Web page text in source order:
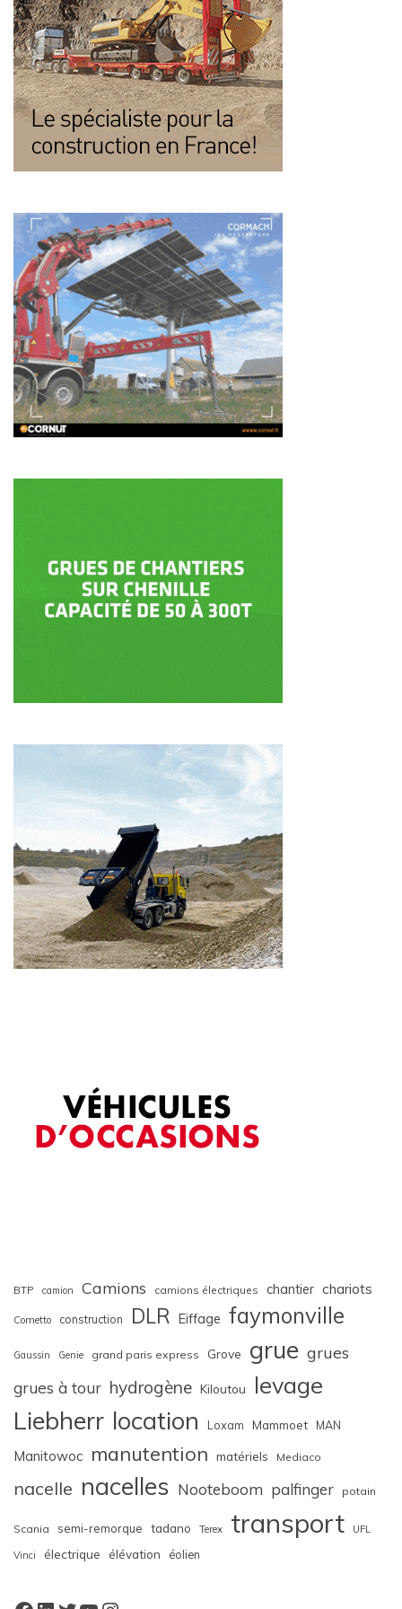
BTP camion Camions camions électriques chantier chariots
Cometto construction DLR Eiffage faymonville
Gaussin Genie grand paris express Grove grue grues
grues à tour hydrogène Kiloutou levage
Liebherr location Loxam Mammoet MAN
Manitowoc manutention matériels Mediaco
nacelle nacelles Nooteboom palfinger potain
Scania semi-remorque tadano Terex transport UFL
Vinci électrique élévation éolien